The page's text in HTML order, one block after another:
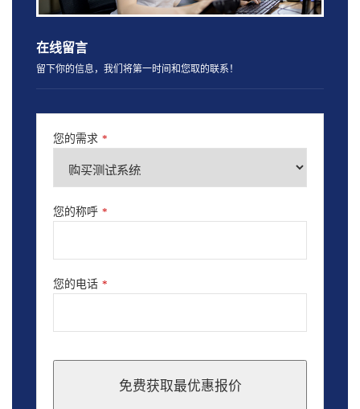
在线留言
留下你的信息，我们将第一时间和您取的联系！
您的需求 *
您的称呼 *
您的电话 *
免费获取最优惠报价